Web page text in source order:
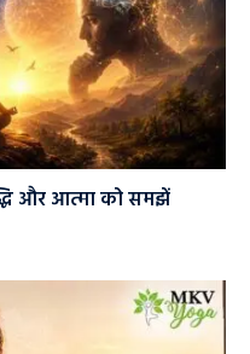
और आत्मा को समझें